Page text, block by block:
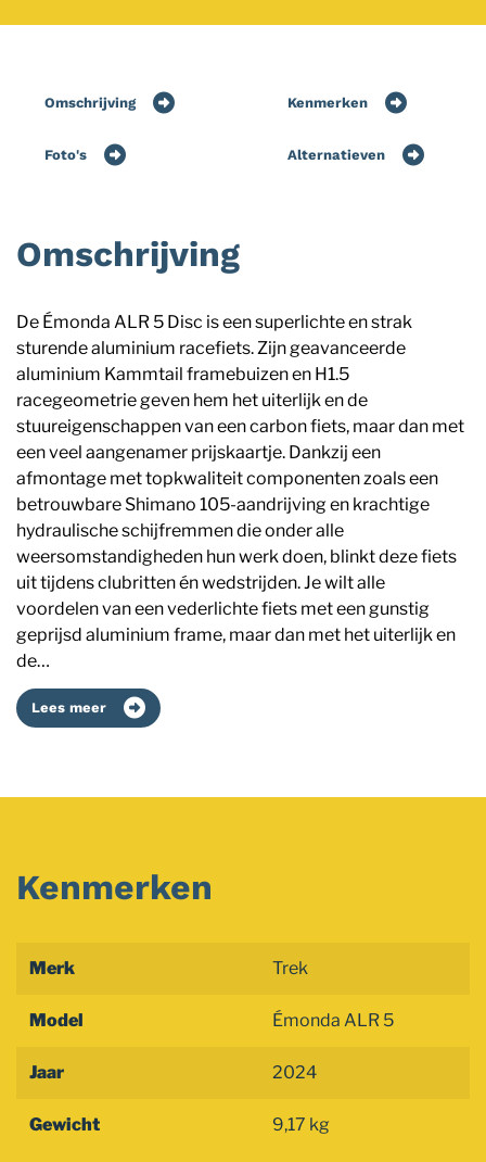
Omschrijving Kenmerken
Foto's Alternatieven
Omschrijving
De Émonda ALR 5 Disc is een superlichte en strak
sturende aluminium racefiets. Zijn geavanceerde
aluminium Kammtail framebuizen en H1.5
racegeometrie geven hem het uiterlijk en de
stuureigenschappen van een carbon fiets, maar dan met
een veel aangenamer prijskaartje. Dankzij een
afmontage met topkwaliteit componenten zoals een
betrouwbare Shimano 105-aandrijving en krachtige
hydraulische schijfremmen die onder alle
weersomstandigheden hun werk doen, blinkt deze fiets
uit tijdens clubritten én wedstrijden. Je wilt alle
voordelen van een vederlichte fiets met een gunstig
geprijsd aluminium frame, maar dan met het uiterlijk en
de…
Lees meer
Kenmerken
Merk Trek
Model Émonda ALR 5
Jaar 2024
Gewicht 9,17 kg